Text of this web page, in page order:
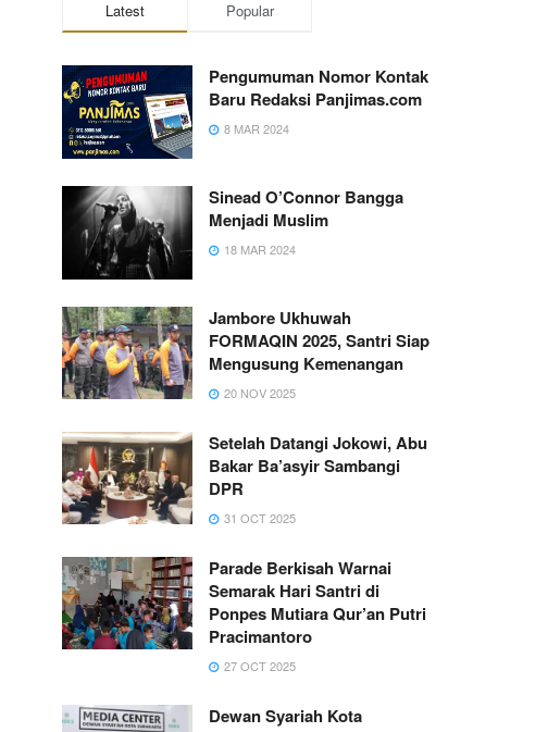
Latest Popular
Pengumuman Nomor Kontak
Baru Redaksi Panjimas.com
8 MAR 2024
Sinead O’Connor Bangga
Menjadi Muslim
18 MAR 2024
Jambore Ukhuwah
FORMAQIN 2025, Santri Siap
Mengusung Kemenangan
20 NOV 2025
Setelah Datangi Jokowi, Abu
Bakar Ba’asyir Sambangi
DPR
31 OCT 2025
Parade Berkisah Warnai
Semarak Hari Santri di
Ponpes Mutiara Qur’an Putri
Pracimantoro
27 OCT 2025
Dewan Syariah Kota